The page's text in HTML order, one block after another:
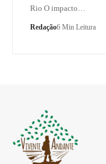
Rio O impacto…
Redação6 Min Leitura